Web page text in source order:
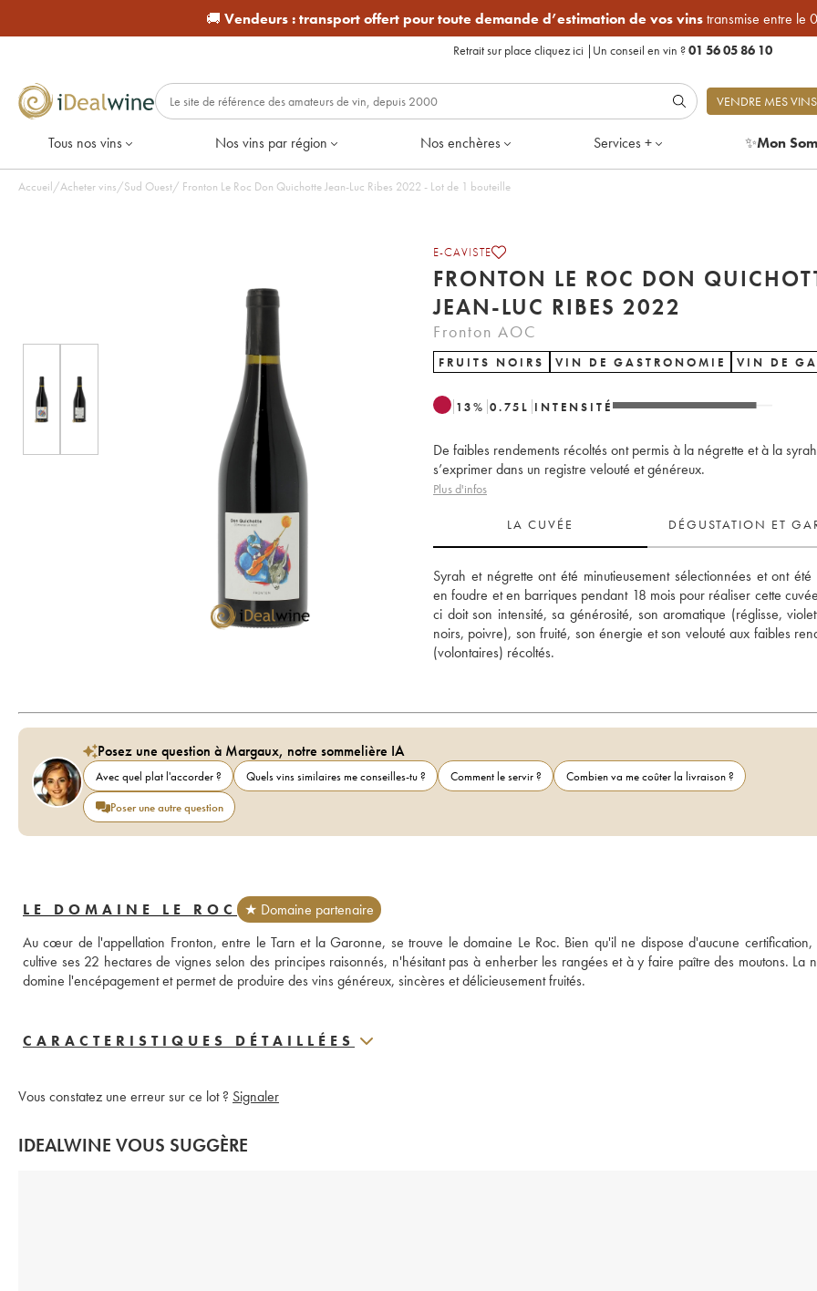
🚚 Vendeurs :transport offert pour toute demande d’estimation de vos vinstransmise entre le
Retrait sur place cliquez ici | Un conseil en vin ?01 56 05 86 10
VENDRE MES VINS
Tous nos vins Nos vins par région Nos enchères Services + ✨Mon
Accueil/Acheter vins/Sud Ouest/ Fronton Le Roc Don Quichotte Jean-Luc Ribes 2022 - Lot de 1 bouteille
E-CAVISTE
FRONTON LE ROC DON
JEAN-LUC RIBES 2022
Fronton AOC
FRUITS NOIRS VIN DE GASTRONOMIE VIN DE
13% 0.75 L INTENSITÉ
De faibles rendements récoltés ont permis à la négrette et à la
s’exprimer dans un registre velouté et généreux.
Plus d'infos
LA CUVÉE DÉGUSTATION ET
Syrah et négrette ont été minutieusement sélectionnées et ont été
en foudre et en barriques pendant 18 mois pour réaliser cette
ci doit son intensité, sa générosité, son aromatique (réglisse,
noirs, poivre), son fruité, son énergie et son velouté aux faibles
Posez une question à Margaux, notre sommelière IA
Avec quel plat l'accorder ? Quels vins similaires me conseilles-tu ? Comment le servir ?
Combien va me coûter la livraison ?
Poser une autre question
LE DOMAINE LE ROC
★ Domaine partenaire
Au cœur de l'appellation Fronton, entre le Tarn et la Garonne, se trouve le domaine Le Roc. Bien qu'il ne dispose d'aucune certification,
cultive ses 22 hectares de vignes selon des principes raisonnés, n'hésitant pas à enherber les rangées et à y faire paître des moutons. La
domine l'encépagement et permet de produire des vins généreux, sincères et délicieusement fruités.
CARACTERISTIQUES DÉTAILLÉES
Vous constatez une erreur sur ce lot ? Signaler
IDEALWINE VOUS SUGGÈRE